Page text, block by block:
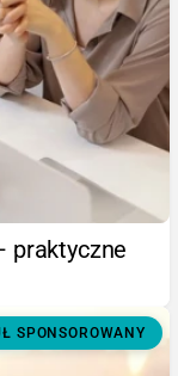
praktyczne
SPONSOROWANY